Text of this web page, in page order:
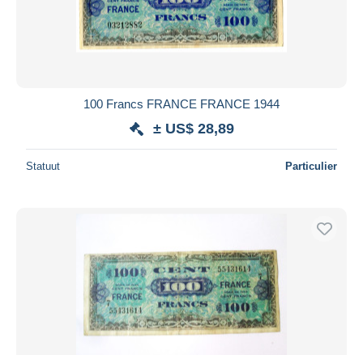
100 Francs FRANCE FRANCE 1944
± US$ 28,89
Statuut Particulier